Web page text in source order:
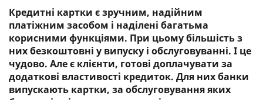
Кредитні картки є зручним, надійним
платіжним засобом і наділені багатьма
корисними функціями. При цьому більшість з
них безкоштовні у випуску і обслуговуванні. І це
чудово. Але є клієнти, готові доплачувати за
додаткові властивості кредиток. Для них банки
випускають картки, за обслуговування яких